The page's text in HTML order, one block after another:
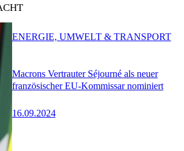
Macrons Vertrauter Séjourné als neuer
französischer EU-Kommissar nominiert
16.09.2024
ENERGIE, UMWELT & TRANSPORT